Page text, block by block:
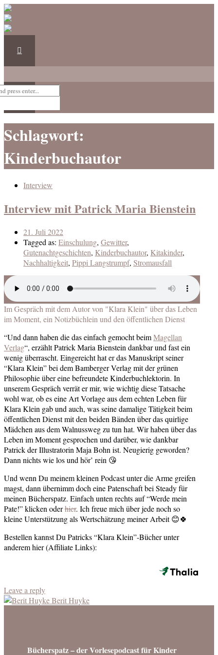
Schlagwort:
Kinderbuchautor
Interview
Interview mit Patrick Maria Bienstein
21. Juli 2022
Tagged as: Einschulung, Gewitter,
Gutenachtgeschichten, Kinderbuchautor, Kitakinder,
Nachhaltigkeit, Pippi Langstrumpf, Stromausfall
Im Gespräch mit dem Autor von "Klara Klein" über das Leben
im Moment, ein Notizbüchlein und den öffentlichen Dienst
“Und dann haben die das einfach gemocht beimMagellan
Verlag“, erzählt Patrick Maria Bienstein dankbar und fast ein
wenig überrascht. Eingereicht hat er das Manuskript seiner
“Klara Klein” bei dem Bamberger Verlag mit der grünen
Philosophie über eine befreundete Kinderbuchlektorin. In
unserem Gespräch verrät er mir, wie wichtig diese Tatsache
wohl war, ob es eine Art Vorlage aus dem echten Leben für
Klara Klein gab und auch, was seine damalige Tätigkeit beim
öffentlichen Dienst mit den beiden Bänden über das quirlige
Mädchen aus dem Walnussweg zu tun hat. Wir haben über das
Leben im Moment gesprochen und darüber, wie dankbar
Patrick der Illustratorin Maja Bohn ist. Neugierig geworden?
Dann nichts wie los und hör’ rein 😘
Und wenn Du meinem kleinen Podcast unter die Arme greifen
magst, dann übernimm doch eine Patenschaft bei Steady für
meinen Bücherspatz. Einfach unten rechts auf “Werde mein
Pate!” klicken oderhier. Ich freue mich über jede noch so
kleine Unterstützung als Wertschätzung meiner Arbeit 😊🍀
Bestellen kannst Du Patricks “Klara Klein”-Bücher unter
anderem hier (Affiliate Links):
Leave a reply
Berit Huyke
Bücherspatz – der Vorlesepodcast für Kinder